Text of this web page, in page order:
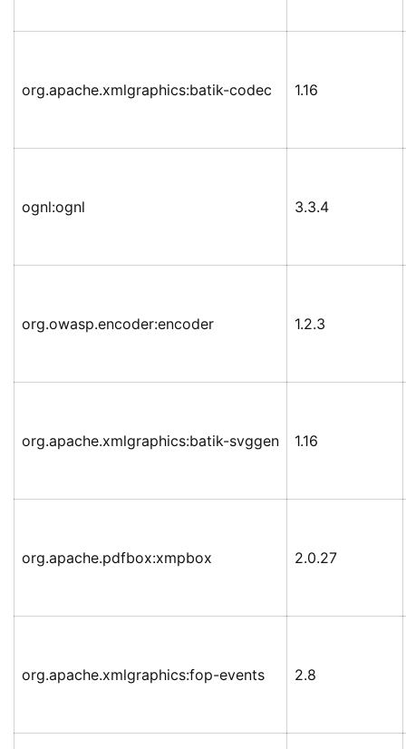
org.apache.xmlgraphics:batik-codec 1.16
ognl:ognl 3.3.4
org.owasp.encoder:encoder 1.2.3
org.apache.xmlgraphics:batik-svggen 1.16
org.apache.pdfbox:xmpbox 2.0.27
org.apache.xmlgraphics:fop-events 2.8